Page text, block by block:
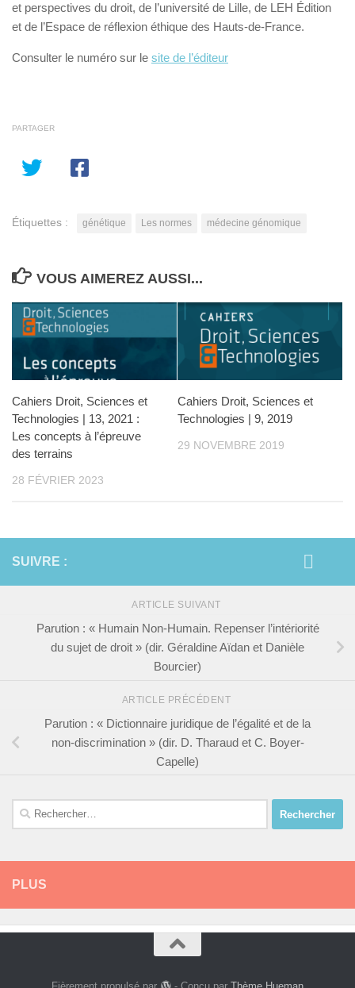
et perspectives du droit, de l’université de Lille, de LEH Édition
et de l’Espace de réflexion éthique des Hauts-de-France.
Consulter le numéro sur le site de l’éditeur
PARTAGER
Étiquettes : génétique Les normes médecine génomique
VOUS AIMEREZ AUSSI...
Cahiers Droit, Sciences et
Technologies | 13, 2021 :
Les concepts à l’épreuve
des terrains
28 FÉVRIER 2023
Cahiers Droit, Sciences et
Technologies | 9, 2019
29 NOVEMBRE 2019
SUIVRE :
ARTICLE SUIVANT
Parution : « Humain Non-Humain. Repenser l’intériorité
du sujet de droit » (dir. Géraldine Aïdan et Danièle
Bourcier)
ARTICLE PRÉCÉDENT
Parution : « Dictionnaire juridique de l’égalité et de la
non-discrimination » (dir. D. Tharaud et C. Boyer-
Capelle)
Rechercher :
PLUS